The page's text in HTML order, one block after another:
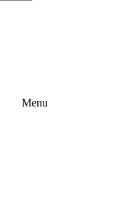
Menu